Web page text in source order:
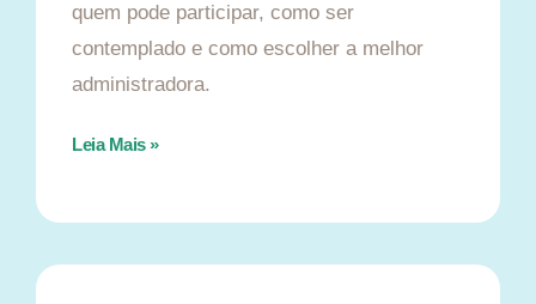
quem pode participar, como ser
contemplado e como escolher a melhor
administradora.
Leia Mais »